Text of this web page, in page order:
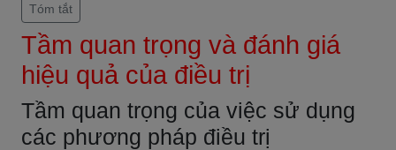
Tóm tắt
Tầm quan trọng và đánh giá
hiệu quả của điều trị
Tầm quan trọng của việc sử dụng
các phương pháp điều trị